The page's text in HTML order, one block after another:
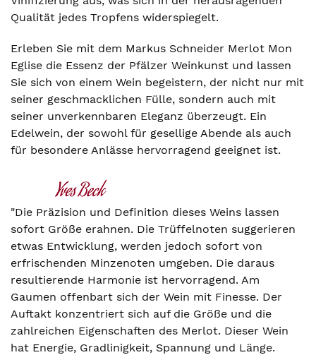
Qualität jedes Tropfens widerspiegelt.
Erleben Sie mit dem Markus Schneider Merlot Mon
Eglise die Essenz der Pfälzer Weinkunst und lassen
Sie sich von einem Wein begeistern, der nicht nur mit
seiner geschmacklichen Fülle, sondern auch mit
seiner unverkennbaren Eleganz überzeugt. Ein
Edelwein, der sowohl für gesellige Abende als auch
für besondere Anlässe hervorragend geeignet ist.
"Die Präzision und Definition dieses Weins lassen
sofort Größe erahnen. Die Trüffelnoten suggerieren
etwas Entwicklung, werden jedoch sofort von
erfrischenden Minzenoten umgeben. Die daraus
resultierende Harmonie ist hervorragend. Am
Gaumen offenbart sich der Wein mit Finesse. Der
Auftakt konzentriert sich auf die Größe und die
zahlreichen Eigenschaften des Merlot. Dieser Wein
hat Energie, Gradlinigkeit, Spannung und Länge.